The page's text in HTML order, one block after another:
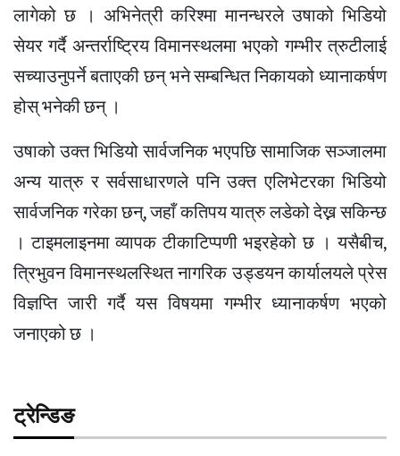
लागेको छ । अभिनेत्री करिश्मा मानन्धरले उषाको भिडियो
सेयर गर्दै अन्तर्राष्ट्रिय विमानस्थलमा भएको गम्भीर त्रुटीलाई
सच्याउनुपर्ने बताएकी छन् भने सम्बन्धित निकायको ध्यानाकर्षण
होस् भनेकी छन् ।
उषाको उक्त भिडियो सार्वजनिक भएपछि सामाजिक सञ्जालमा
अन्य यात्रु र सर्वसाधारणले पनि उक्त एलिभेटरका भिडियो
सार्वजनिक गरेका छन्, जहाँ कतिपय यात्रु लडेको देख्न सकिन्छ
। टाइमलाइनमा व्यापक टीकाटिप्पणी भइरहेको छ । यसैबीच,
त्रिभुवन विमानस्थलस्थित नागरिक उड्डयन कार्यालयले प्रेस
विज्ञप्ति जारी गर्दै यस विषयमा गम्भीर ध्यानाकर्षण भएको
जनाएको छ ।
ट्रेन्डिङ